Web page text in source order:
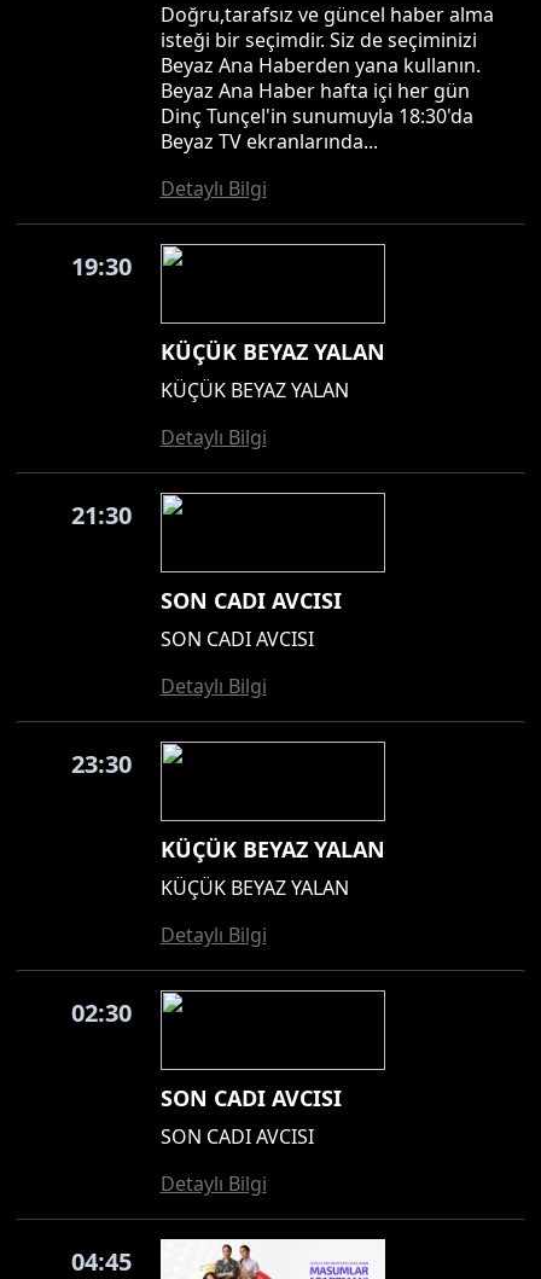
Doğru,tarafsız ve güncel haber alma
isteği bir seçimdir. Siz de seçiminizi
Beyaz Ana Haberden yana kullanın.
Beyaz Ana Haber hafta içi her gün
Dinç Tunçel'in sunumuyla 18:30'da
Beyaz TV ekranlarında...
Detaylı Bilgi
19:30
KÜÇÜK BEYAZ YALAN
KÜÇÜK BEYAZ YALAN
Detaylı Bilgi
21:30
SON CADI AVCISI
SON CADI AVCISI
Detaylı Bilgi
23:30
KÜÇÜK BEYAZ YALAN
KÜÇÜK BEYAZ YALAN
Detaylı Bilgi
02:30
SON CADI AVCISI
SON CADI AVCISI
Detaylı Bilgi
04:45